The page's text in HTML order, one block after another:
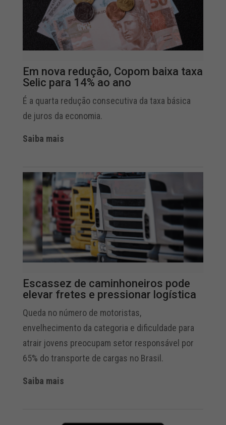
Em nova redução, Copom baixa taxa
Selic para 14% ao ano
É a quarta redução consecutiva da taxa básica
de juros da economia.
Saiba mais
Escassez de caminhoneiros pode
elevar fretes e pressionar logística
Queda no número de motoristas,
envelhecimento da categoria e dificuldade para
atrair jovens preocupam setor responsável por
65% do transporte de cargas no Brasil.
Saiba mais